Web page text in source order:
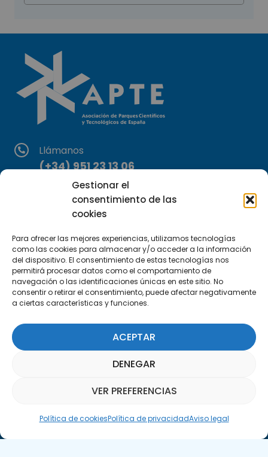
Gestionar el
consentimiento de las
cookies
Para ofrecer las mejores experiencias, utilizamos tecnologías
como las cookies para almacenar y/o acceder a la información
del dispositivo. El consentimiento de estas tecnologías nos
permitirá procesar datos como el comportamiento de
navegación o las identificaciones únicas en este sitio. No
consentir o retirar el consentimiento, puede afectar negativamente
a ciertas características y funciones.
ACEPTAR
DENEGAR
VER PREFERENCIAS
Política de cookiesPolítica de privacidadAviso legal
Llámanos
(+34) 951 23 13 06
Escríbenos
info@apte.org
Encuéntranos
C/Marie Curie, 35
29590 Campanillas, Málaga